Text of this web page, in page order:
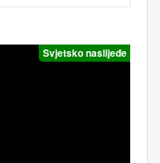
Svjetsko naslijeđe